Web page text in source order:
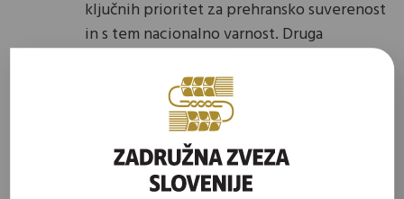
ključnih prioritet za prehransko suverenost
in s tem nacionalno varnost. Druga
t.i. Varnostna mreža enotnosti, torej
sredstva, ki so namenjena za hitro reševanje
nastalih kriznih razmer.
Elli Tsiforou, generalna sekretarka